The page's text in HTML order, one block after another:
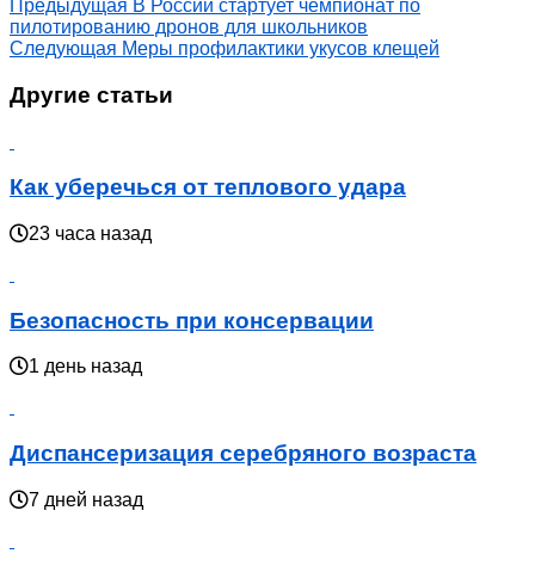
Предыдущая В России стартует чемпионат по
пилотированию дронов для школьников
Следующая Меры профилактики укусов клещей
Другие статьи
Как уберечься от теплового удара
23 часа назад
Безопасность при консервации
1 день назад
Диспансеризация серебряного возраста
7 дней назад